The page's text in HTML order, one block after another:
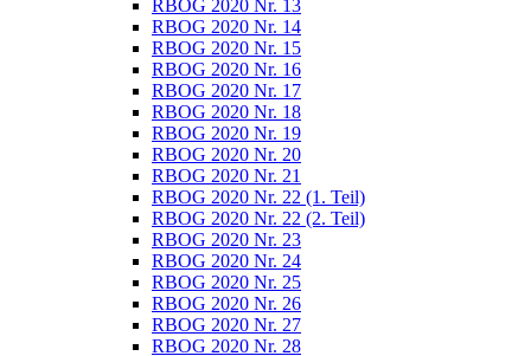
RBOG 2020 Nr. 13
RBOG 2020 Nr. 14
RBOG 2020 Nr. 15
RBOG 2020 Nr. 16
RBOG 2020 Nr. 17
RBOG 2020 Nr. 18
RBOG 2020 Nr. 19
RBOG 2020 Nr. 20
RBOG 2020 Nr. 21
RBOG 2020 Nr. 22 (1. Teil)
RBOG 2020 Nr. 22 (2. Teil)
RBOG 2020 Nr. 23
RBOG 2020 Nr. 24
RBOG 2020 Nr. 25
RBOG 2020 Nr. 26
RBOG 2020 Nr. 27
RBOG 2020 Nr. 28